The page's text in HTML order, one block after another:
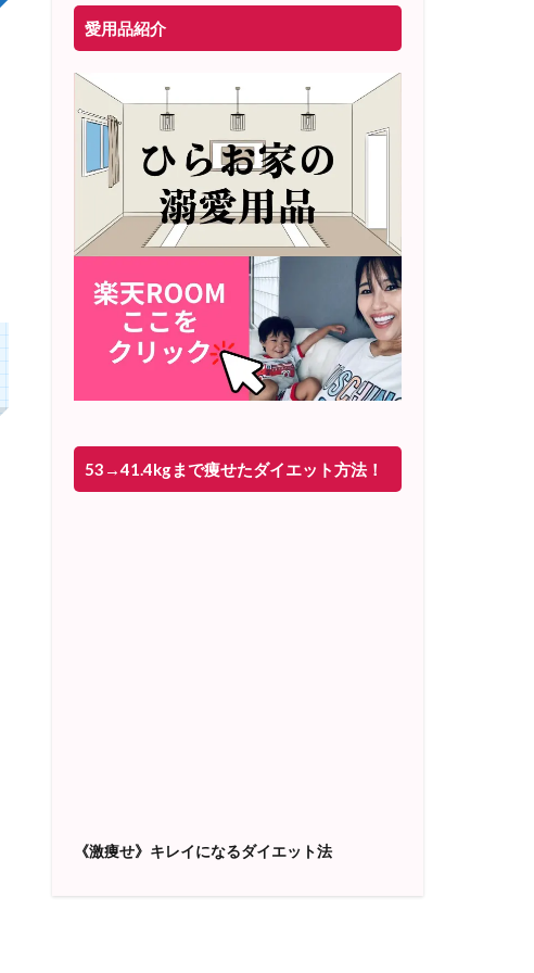
愛用品紹介
53→41.4kgまで痩せたダイエット方法！
《激痩せ》キレイになるダイエット法